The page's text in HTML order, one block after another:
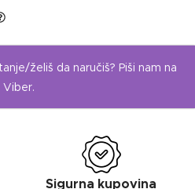
želiš da naručiš? Piši nam na
Viber.
Sigurna kupovina